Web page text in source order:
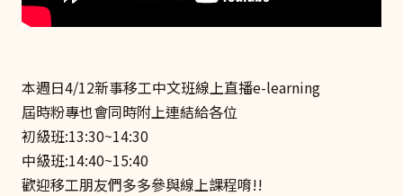
本週日4/12新事移工中文班線上直播e-learning
屆時粉專也會同時附上連結給各位
初級班:13:30~14:30
中級班:14:40~15:40
歡迎移工朋友們多多參與線上課程唷!!